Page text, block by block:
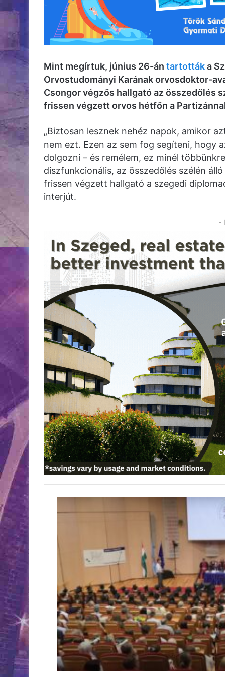
Mint megírtuk, június 26-án tartottáka
Orvostudományi Karának orvosdoktor-
Csongor végzős hallgató az összedőlés
frissen végzett orvos hétfőn a
„Biztosan lesznek nehéz napok, amikor
nem ezt. Ezen az sem fog segíteni, hogy
dolgozni – és remélem, ez minél
diszfunkcionális, az összedőlés szélén
frissen végzett hallgató a szegedi
interjút.
-